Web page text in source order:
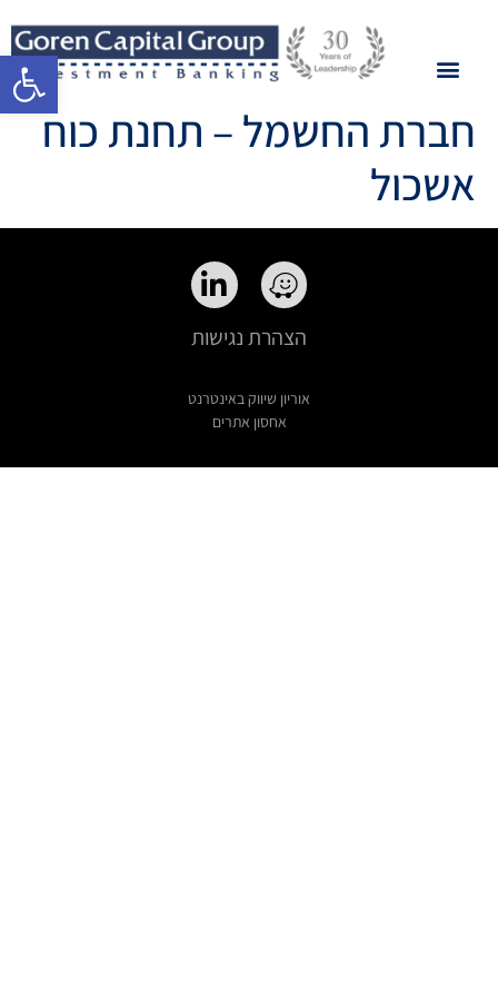
פתח
חברת החשמל – תחנת כוח
אשכול
הצהרת נגישות
אוריון שיווק באינטרנט
אחסון אתרים